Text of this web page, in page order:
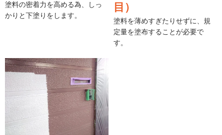
塗料の密着力を高める為、しっ
かりと下塗りをします。
目）
塗料を薄めすぎたりせずに、規
定量を塗布することが必要で
す。